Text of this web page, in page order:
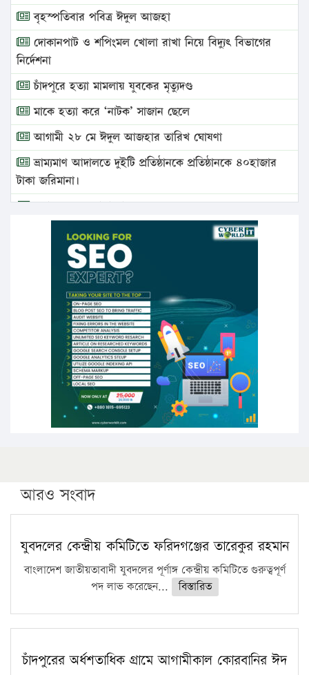
বৃহস্পতিবার পবিত্র ঈদুল আজহা
দোকানপাট ও শপিংমল খোলা রাখা নিয়ে বিদ্যুৎ বিভাগের
নির্দেশনা
চাঁদপুরে হত্যা মামলায় যুবকের মৃত্যুদণ্ড
মাকে হত্যা করে ‘নাটক’ সাজান ছেলে
আগামী ২৮ মে ঈদুল আজহার তারিখ ঘোষণা
ভ্রাম্যমাণ আদালতে দুইটি প্রতিষ্ঠানকে প্রতিষ্ঠানকে ৪০হাজার
টাকা জরিমানা।
এবার লঞ্চের ভাড়া বাড়ল
১৭ থেকে ২১ শতাংশ বিদ্যুতের দাম বাড়ানোর প্রস্তাব পিডিবির
১৬ মে চাঁদপুর ও ২৫ মে ফেনী সফরে যাবেন প্রধানমন্ত্রী
উচ্চশিক্ষায় গৌরবময় অর্জন: পূর্ণ স্কলারশিপে যুক্তরাষ্ট্রে
পিএইচডি করছেন কুয়েটের কৃতি…
সারা দেশে বজ্রাঘাতে ১৪ জনের প্রাণহানি
কঠোর হচ্ছে এসএসসি ও এইচএসসি পরীক্ষা
ফরিদগঞ্জে আগুনে পুড়লো ৬ ব্যবসা প্রতিষ্ঠান
আরও সংবাদ
যুবদলের কেন্দ্রীয় কমিটিতে ফরিদগঞ্জের তারেকুর রহমান
বাংলাদেশ জাতীয়তাবাদী যুবদলের পূর্ণাঙ্গ কেন্দ্রীয় কমিটিতে গুরুত্বপূর্ণ
পদ লাভ করেছেন...
বিস্তারিত
চাঁদপুরের অর্ধশতাধিক গ্রামে আগামীকাল কোরবানির ঈদ